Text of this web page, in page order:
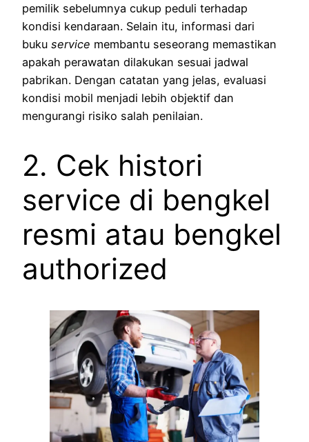
pemilik sebelumnya cukup peduli terhadap
kondisi kendaraan. Selain itu, informasi dari
buku service membantu seseorang memastikan
apakah perawatan dilakukan sesuai jadwal
pabrikan. Dengan catatan yang jelas, evaluasi
kondisi mobil menjadi lebih objektif dan
mengurangi risiko salah penilaian.
2. Cek histori
service di bengkel
resmi atau bengkel
authorized